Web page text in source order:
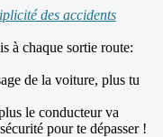
des accidents
à chaque sortie route:
de la voiture, plus tu
le conducteur va
pour te dépasser !